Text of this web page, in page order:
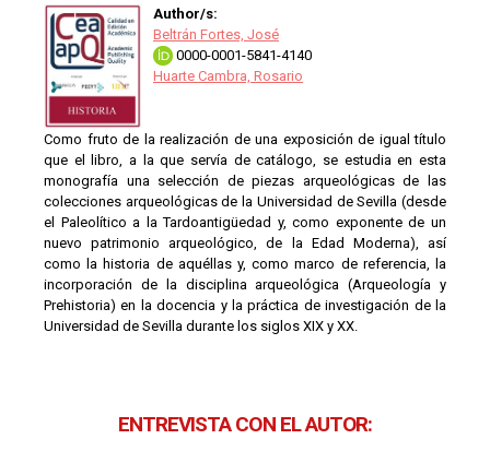
Author/s:
Beltrán Fortes, José
0000-0001-5841-4140
Huarte Cambra, Rosario
Como fruto de la realización de una exposición de igual título
que el libro, a la que servía de catálogo, se estudia en esta
monografía una selección de piezas arqueológicas de las
colecciones arqueológicas de la Universidad de Sevilla (desde
el Paleolítico a la Tardoantigüedad y, como exponente de un
nuevo patrimonio arqueológico, de la Edad Moderna), así
como la historia de aquéllas y, como marco de referencia, la
incorporación de la disciplina arqueológica (Arqueología y
Prehistoria) en la docencia y la práctica de investigación de la
Universidad de Sevilla durante los siglos XIX y XX.
ENTREVISTA CON EL AUTOR: